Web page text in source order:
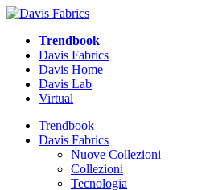
Trendbook
Davis Fabrics
Davis Home
Davis Lab
Virtual
Trendbook
Davis Fabrics
Nuove Collezioni
Collezioni
Tecnologia